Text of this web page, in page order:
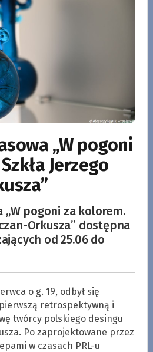
„W pogoni
Jerzego
„W pogoni za kolorem.
Orkusza” dostępna
od 25.06 do
o g. 19, odbył się
retrospektywną i
twórcy polskiego desingu
Po zaprojektowane przez
w czasach PRL-u